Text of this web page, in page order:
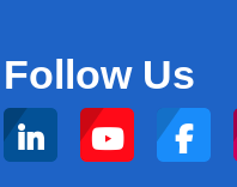
Follow Us